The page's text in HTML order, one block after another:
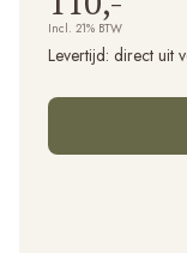
Incl. 21% BTW
Levertijd: direct uit